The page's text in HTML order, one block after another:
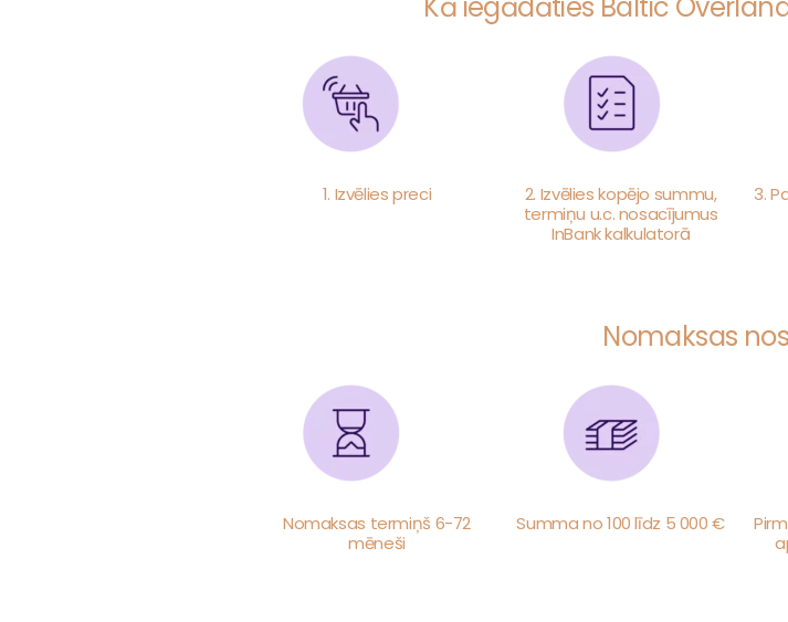
Kā iegādāties Baltic
1. Izvēlies preci
2. Izvēlies kopējo summu,
termiņu u.c. nosacījumus
InBank kalkulatorā
3.
Nomaksas
Nomaksas termiņš 6-72
mēneši
Summa no 100 līdz 5 000 €